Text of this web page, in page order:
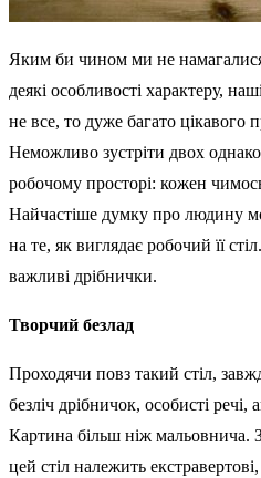
Яким би чином ми не
деякі особливості характеру,
не все, то дуже багато цікавого
Неможливо зустріти двох
робочому просторі: кожен чимось
Найчастіше думку про людину
на те, як виглядає робочий її
важливі дрібнички.
Творчий безлад
Проходячи повз такий стіл,
безліч дрібничок, особисті речі,
Картина більш ніж мальовнича.
цей стіл належить